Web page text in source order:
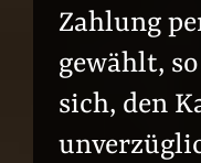
Zahlung
gewählt,
sich, den